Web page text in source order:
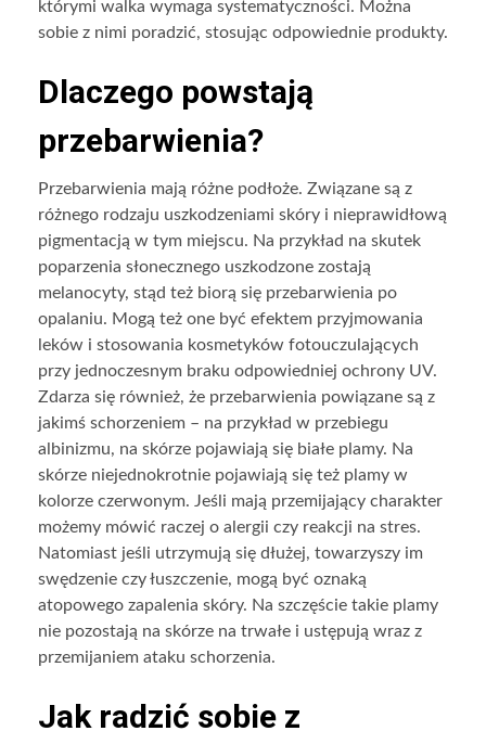
którymi walka wymaga systematyczności. Można
sobie z nimi poradzić, stosując odpowiednie produkty.
Dlaczego powstają
przebarwienia?
Przebarwienia mają różne podłoże. Związane są z
różnego rodzaju uszkodzeniami skóry i nieprawidłową
pigmentacją w tym miejscu. Na przykład na skutek
poparzenia słonecznego uszkodzone zostają
melanocyty, stąd też biorą się przebarwienia po
opalaniu. Mogą też one być efektem przyjmowania
leków i stosowania kosmetyków fotouczulających
przy jednoczesnym braku odpowiedniej ochrony UV.
Zdarza się również, że przebarwienia powiązane są z
jakimś schorzeniem – na przykład w przebiegu
albinizmu, na skórze pojawiają się białe plamy. Na
skórze niejednokrotnie pojawiają się też plamy w
kolorze czerwonym. Jeśli mają przemijający charakter
możemy mówić raczej o alergii czy reakcji na stres.
Natomiast jeśli utrzymują się dłużej, towarzyszy im
swędzenie czy łuszczenie, mogą być oznaką
atopowego zapalenia skóry. Na szczęście takie plamy
nie pozostają na skórze na trwałe i ustępują wraz z
przemijaniem ataku schorzenia.
Jak radzić sobie z